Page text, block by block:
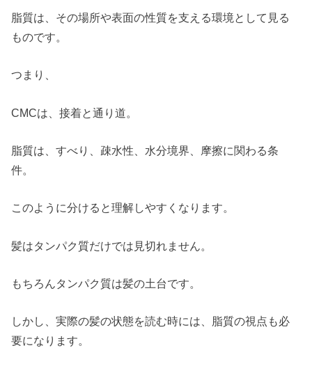
脂質は、その場所や表面の性質を支える環境として見る
ものです。
つまり、
CMCは、接着と通り道。
脂質は、すべり、疎水性、水分境界、摩擦に関わる条
件。
このように分けると理解しやすくなります。
髪はタンパク質だけでは見切れません。
もちろんタンパク質は髪の土台です。
しかし、実際の髪の状態を読む時には、脂質の視点も必
要になります。